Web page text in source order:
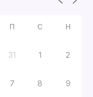
П С Н
31 1 2
7 8 9